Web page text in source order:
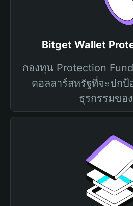
Bitget Wallet
กองทุน Protection
ดอลลาร์สหรัฐที่จะปกป้
ธุรกรรมขอ